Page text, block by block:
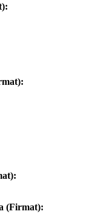
(Firmat):